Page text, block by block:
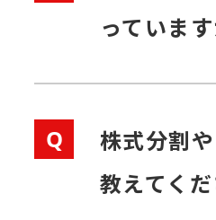
っていま
Q
株式分割
教えてく